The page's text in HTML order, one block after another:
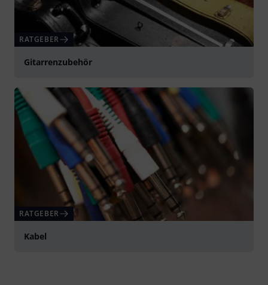
RATGEBER
Gitarrenzubehör
RATGEBER
Kabel